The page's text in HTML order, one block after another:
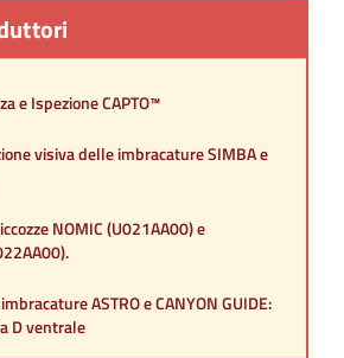
e Ispezione CAPTO™
visiva delle imbracature SIMBA e
NOMIC (U021AA00) e
ASTRO e CANYON GUIDE:
D ventrale